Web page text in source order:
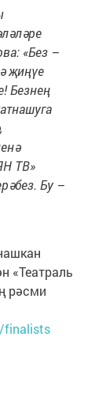
«Без –
җиңүе
Безнең
ТВ»
Бу –
«Театраль
рәсми
finalists